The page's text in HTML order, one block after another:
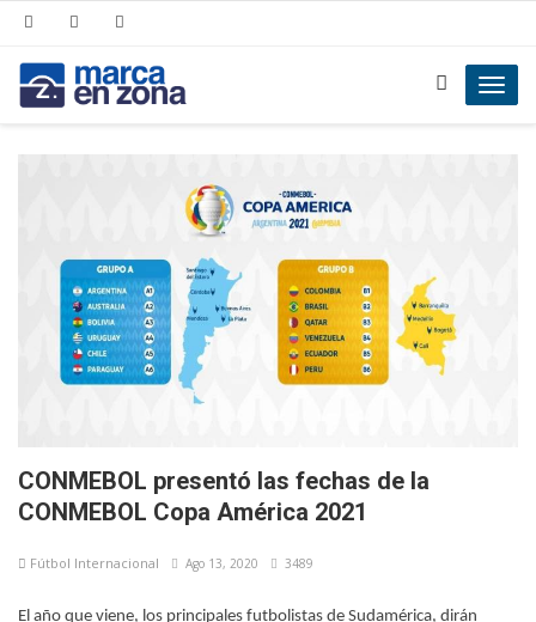
CONMEBOL presentó las fechas de la
CONMEBOL Copa América 2021
Fútbol Internacional Ago 13, 2020 3489
El año que viene, los principales futbolistas de Sudamérica, dirán